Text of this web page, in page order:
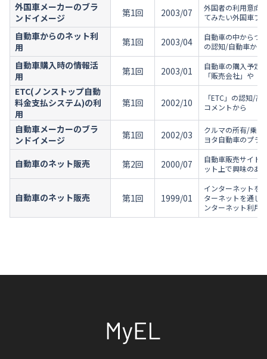
外国車メーカーのブラ
ンドイメージ
第1回 2003/07
外国者の利用意向/
てみたい外国車ブ
自動車からのネット利
用
第1回 2003/04
自動車の中からつ
の認知/自動車から
自動車購入時の情報活
用
第1回 2003/01
自動車の購入予定
「販売会社」や
ETC(ノンストップ自動
料金支払システム)の利
用
第1回 2002/10
「ETC」の認知/
コメントから
自動車メーカーのブラ
ンドイメージ
第1回 2002/03
クルマの所有/乗っ
ヨタ自動車のプラ
自動車のネット販売 第2回 2000/07
自動車販売サイト
ット上で興味のあ
自動車のネット販売 第1回 1999/01
インターネットを
ターネットを通じ
ンターネット利用